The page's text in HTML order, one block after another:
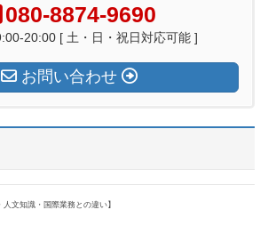
080-8874-9690
20:00 [ 土・日・祝日対応可能 ]
お問い合わせ
文知識・国際業務との違い】